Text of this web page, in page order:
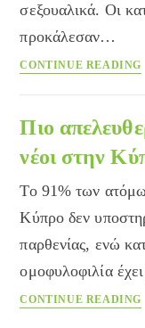
σεξουαλικά. Οι
προκάλεσαν…
CONTINUE READING
Πιο
νέοι στην
Το 91% των
Κύπρο δεν
παρθενίας, ενώ
ομοφυλοφιλία
CONTINUE READING